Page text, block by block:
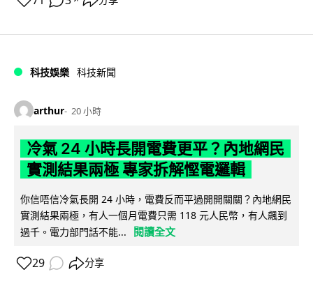
科技娛樂 科技新聞
arthur 20 小時
冷氣 24 小時長開電費更平？內地網民
實測結果兩極 專家拆解慳電邏輯
你信唔信冷氣長開 24 小時，電費反而平過開開關關？內地網民
實測結果兩極，有人一個月電費只需 118 元人民幣，有人飆到
過千。電力部門話不能...
閱讀全文
29 分享